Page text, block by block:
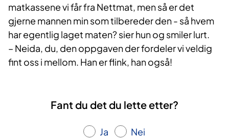
matkassene vi får fra Nettmat, men så er det
gjerne mannen min som tilbereder den - så hvem
har egentlig laget maten? sier hun og smiler lurt.
– Neida, du, den oppgaven der fordeler vi veldig
fint oss i mellom. Han er flink, han også!
Fant du det du lette etter?
Ja Nei